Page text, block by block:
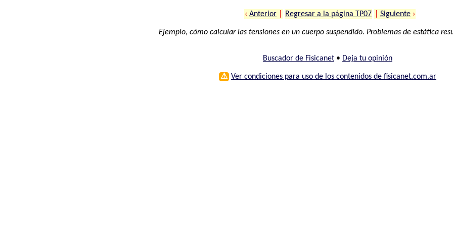
‹ Anterior Regresar a la página TP07 Siguiente ›
Ejemplo, cómo calcular las tensiones en un cuerpo suspendido. Problemas de estática
Buscador de Fisicanet• Deja tu opinión
⚠ Ver condiciones para uso de los contenidos de fisicanet.com.ar